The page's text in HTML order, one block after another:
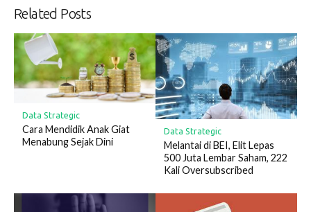
Related Posts
Data Strategic
Cara Mendidik Anak Giat
Menabung Sejak Dini
Data Strategic
Melantai di BEI, Elit Lepas
500 Juta Lembar Saham, 222
Kali Oversubscribed